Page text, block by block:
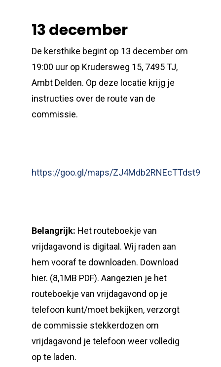
13 december
De kersthike begint op 13 december om
19:00 uur op Krudersweg 15, 7495 TJ,
Ambt Delden. Op deze locatie krijg je
instructies over de route van de
commissie.
https://goo.gl/maps/ZJ4Mdb2RNEcTTdst9
Belangrijk: Het routeboekje van
vrijdagavond is digitaal. Wij raden aan
hem vooraf te downloaden. Download
hier. (8,1MB PDF). Aangezien je het
routeboekje van vrijdagavond op je
telefoon kunt/moet bekijken, verzorgt
de commissie stekkerdozen om
vrijdagavond je telefoon weer volledig
op te laden.